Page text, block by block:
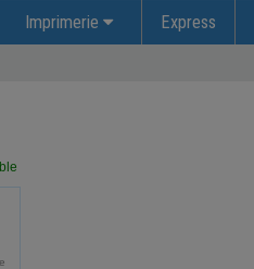
Imprimerie Express